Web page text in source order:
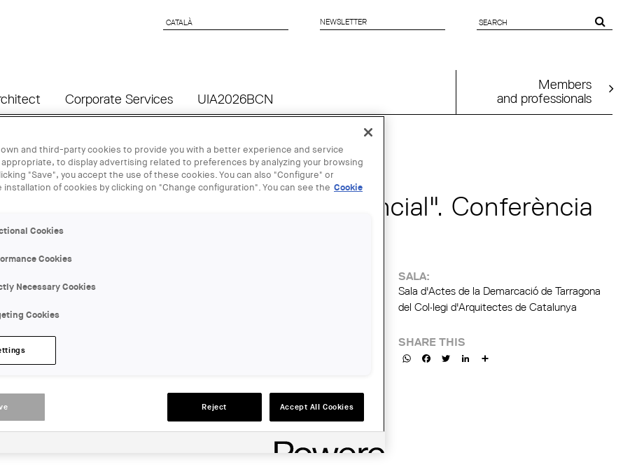
CATALÀ
CATALÀ NEWSLETTER
FORM
Corporate Services UIA2026BCN
Members
and professionals
25 OCT
"Complexitat essencial". Conferència
SALA:
Sala d'Actes de la Demarcació de Tarragona
del Col·legi d'Arquitectes de Catalunya
SHARE THIS
WhatsAppFacebookTwitterLinkedIn
own and third-party cookies to provide you with a better experience and service
to display advertising related to preferences by analyzing your browsing
"Save", you accept the use of these cookies. You can also "Configure" or
installation of cookies by clicking on "Change configuration". You can see the Cookie
Cookies
Cookies
Necessary Cookies
Cookies
Reject Accept All Cookies